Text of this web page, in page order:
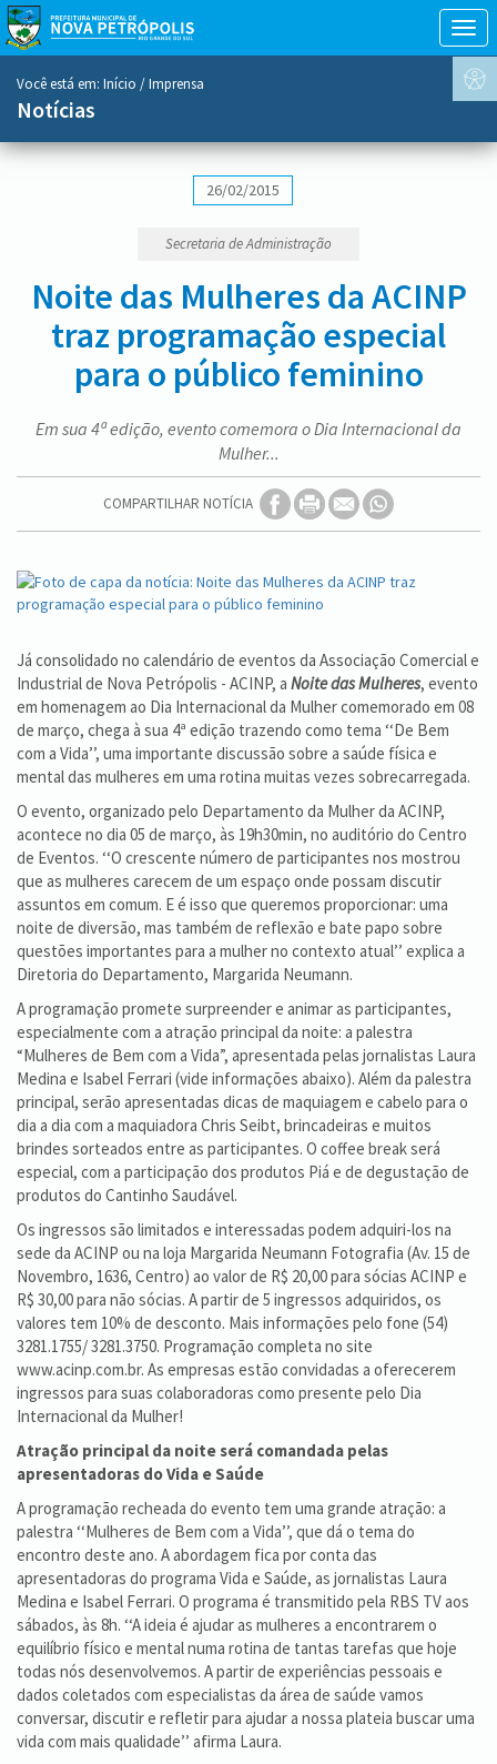
menu
Você está em: Início / Imprensa
Notícias
26/02/2015
Secretaria de Administração
Noite das Mulheres da ACINP
traz programação especial
para o público feminino
Em sua 4ª edição, evento comemora o Dia Internacional da
Mulher...
COMPARTILHAR NOTÍCIA
Já consolidado no calendário de eventos da Associação Comercial e
Industrial de Nova Petrópolis - ACINP, a Noite das Mulheres, evento
em homenagem ao Dia Internacional da Mulher comemorado em 08
de março, chega à sua 4ª edição trazendo como tema ‘‘De Bem
com a Vida’’, uma importante discussão sobre a saúde física e
mental das mulheres em uma rotina muitas vezes sobrecarregada.
O evento, organizado pelo Departamento da Mulher da ACINP,
acontece no dia 05 de março, às 19h30min, no auditório do Centro
de Eventos. ‘‘O crescente número de participantes nos mostrou
que as mulheres carecem de um espaço onde possam discutir
assuntos em comum. E é isso que queremos proporcionar: uma
noite de diversão, mas também de reflexão e bate papo sobre
questões importantes para a mulher no contexto atual’’ explica a
Diretoria do Departamento, Margarida Neumann.
A programação promete surpreender e animar as participantes,
especialmente com a atração principal da noite: a palestra
“Mulheres de Bem com a Vida”, apresentada pelas jornalistas Laura
Medina e Isabel Ferrari (vide informações abaixo). Além da palestra
principal, serão apresentadas dicas de maquiagem e cabelo para o
dia a dia com a maquiadora Chris Seibt, brincadeiras e muitos
brindes sorteados entre as participantes. O coffee break será
especial, com a participação dos produtos Piá e de degustação de
produtos do Cantinho Saudável.
Os ingressos são limitados e interessadas podem adquiri-los na
sede da ACINP ou na loja Margarida Neumann Fotografia (Av. 15 de
Novembro, 1636, Centro) ao valor de R$ 20,00 para sócias ACINP e
R$ 30,00 para não sócias. A partir de 5 ingressos adquiridos, os
valores tem 10% de desconto. Mais informações pelo fone (54)
3281.1755/ 3281.3750. Programação completa no site
www.acinp.com.br. As empresas estão convidadas a oferecerem
ingressos para suas colaboradoras como presente pelo Dia
Internacional da Mulher!
Atração principal da noite será comandada pelas
apresentadoras do Vida e Saúde
A programação recheada do evento tem uma grande atração: a
palestra ‘‘Mulheres de Bem com a Vida’’, que dá o tema do
encontro deste ano. A abordagem fica por conta das
apresentadoras do programa Vida e Saúde, as jornalistas Laura
Medina e Isabel Ferrari. O programa é transmitido pela RBS TV aos
sábados, às 8h. ‘‘A ideia é ajudar as mulheres a encontrarem o
equilíbrio físico e mental numa rotina de tantas tarefas que hoje
todas nós desenvolvemos. A partir de experiências pessoais e
dados coletados com especialistas da área de saúde vamos
conversar, discutir e refletir para ajudar a nossa plateia buscar uma
vida com mais qualidade’’ afirma Laura.